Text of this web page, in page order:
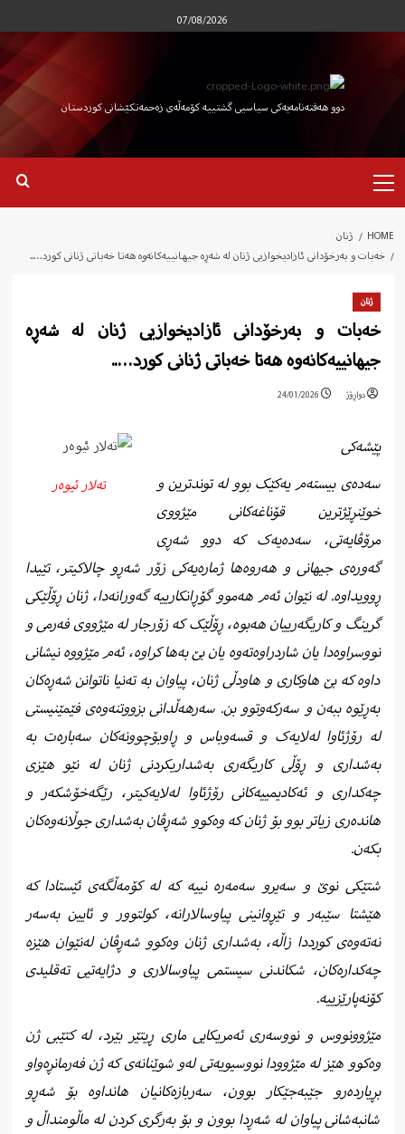
to
content
07/08/2026
دوو هەفتەنامەیەکی سیاسیی گشتییە کۆمەڵەی زەحمەتکێشانی کوردستان
Menu
HOME
ژنان
خەبات و بەرخۆدانی ئازادیخوازیی ژنان لە شەڕە جیهانییەکانەوە هەتا خەباتی ژنانی کورد…..
ژنان
خەبات و بەرخۆدانی ئازادیخوازیی ژنان لە شەڕە
جیهانییەکانەوە هەتا خەباتی ژنانی کورد…..
دواڕۆژ 24/01/2026
تەلار ئیوەر
پێشەکی
سەدەی بیستەم یەکێک بوو لە توندترین و
خوێنڕێژترین قۆناغەکانی مێژووی
مرۆڤایەتی، سەدەیەک کە دوو شەڕی
گەورەی جیهانی و هەروەها ژمارەیەکی زۆر شەڕو چالاکیتر، تێیدا
ڕوویداوە. لە نێوان ئەم هەموو گۆڕانکارییە گەورانەدا، ژنان ڕۆڵێکی
گرینگ و کاریگەرییان هەبوە، ڕۆڵێک کە زۆرجار لە مێژووی فەرمی و
نووسراوەدا یان شاردراوەتەوە یان بێ بەها کراوە، ئەم مێژووە نیشانی
داوە کە بێ هاوکاری و هاودڵی ژنان، پیاوان بە تەنیا ناتوانن شەڕەکان
بەڕێوە ببەن و سەرکەوتوو بن. سەرهەڵدانی بزووتنەوەی فێمێنیستی
لە رۆژئاوا لەلایەک و قسەوباس و ڕاوبۆچوونەکان سەبارەت بە
بەشداری و ڕۆڵی کاریگەری بەشداریکردنی ژنان لە نێو هێزی
چەکداری و ئەکادیمییەکانی رۆژئاوا لەلایەکیتر، رێگەخۆشکەر و
هاندەری زیاتر بوو بۆ ژنان کە وەکوو شەڕڤان بەشداری جوڵانەوەکان
بکەن.
شتێکی نوێ و سەیرو سەمەرە نییە کە لە کۆمەڵگەی ئێستادا کە
هێشتا سێبەر و تێڕوانینی پیاوسالارانە، کولتوور و ئایین بەسەر
نەتەوەی کورددا زاڵە، بەشداری ژنان وەکوو شەڕڤان لەنێوان هێزە
چەکدارەکان، شکاندنی سیستمی پیاوسالاری و دژایەتیی تەقلیدی
کۆنەپارێزییە.
مێژوونووس و نووسەری ئەمریکایی ماری ڕیتێر بێرد، لە کتێبی ژن
وەکوو هێز لە مێژوودا نووسیویەتی لەو شوێنانەی کە ژن فەرمانڕەواو
بڕیاردەرو جێبەجێکار بوون، سەربازەکانیان هانداوە بۆ شەڕو
شانبەشانی پیاوان لە شەڕدا بوون و بۆ بەرگری کردن لە ماڵومنداڵ و